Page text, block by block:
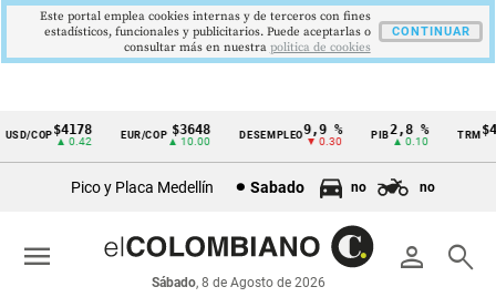
Cintillo
económicos
Colombia
COP$4178
▲ 0.42
EUR/COP $3648
▲ 10.00
DESEMPLEO9,9 %
▼ 0.30
2,8 %
▲ 0.10
TRM
Pico y Placa Medellín Sabado no no
person search
Sábado, 8 de Agosto de 2026
menu
Este portal emplea cookies internas y de terceros con fines
estadísticos, funcionales y publicitarios. Puede aceptarlas o
consultar más en nuestra politica de cookies
CONTINUAR